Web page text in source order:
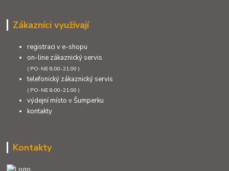
Zákazníci využívají
registraci v e-shopu
on-line zákaznický servis
( PO-NE 8:00-21:00 )
telefonický zákaznický servis
( PO-NE 8:00-21:00 )
výdejní místo v Šumperku
kontakty
Kontakty